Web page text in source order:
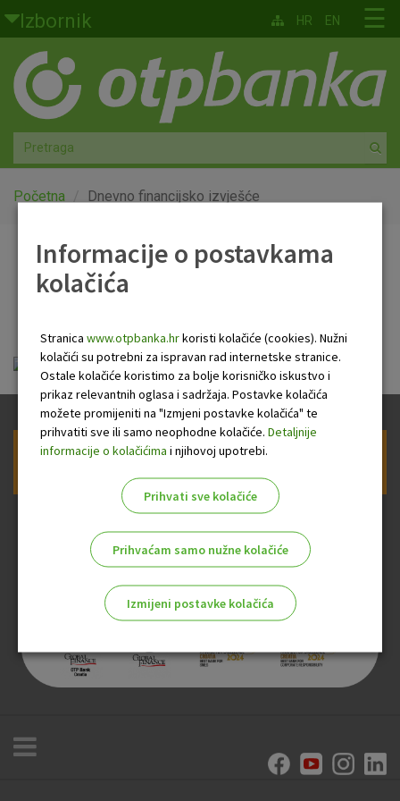
Skoči na glavni sadržaj
Izbornik
Građani
Privatno bankarstvo
Agro
Mala poduzeća i obrtnici
Globalna tržišta
O nama
☰
HR EN
Početna Dnevno financijsko izvješće
Dnevno financijsko
OTP Dnevno financijsko izvješće.pdf
Prijava na newsletter OTP banke
Informacije o postavkama
kolačića
Stranica www.otpbanka.hrkoristi kolačiće (cookies). Nužni
kolačići su potrebni za ispravan rad internetske stranice.
Ostale kolačiće koristimo za bolje korisničko iskustvo i
prikaz relevantnih oglasa i sadržaja. Postavke kolačića
možete promijeniti na "Izmjeni postavke kolačića" te
prihvatiti sve ili samo neophodne kolačiće. Detaljnije
informacije o kolačićima i njihovoj upotrebi.
Prihvati sve kolačiće
Prihvaćam samo nužne kolačiće
Izmijeni postavke kolačića